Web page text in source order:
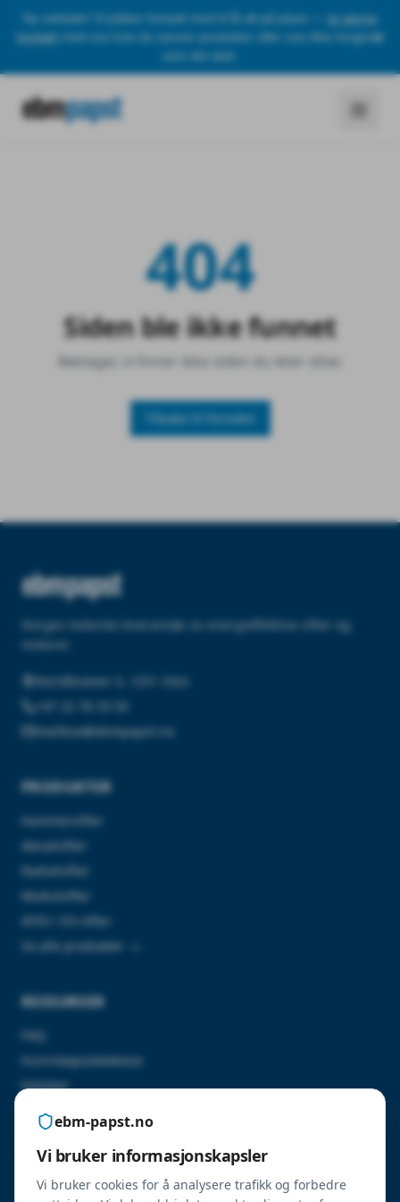
ebm-papst.no
Vi bruker informasjonskapsler
Vi bruker cookies for å analysere trafikk og forbedre
Ny nettside! Vi jobber fortsatt med å få alt på plass —
ta gjerne
kontakt
med oss hvis du savner produkter eller noe ikke fungerer
som det skal.
404
Siden ble ikke funnet
Beklager, vi finner ikke siden du leter etter.
Tilbake til forsiden
Norges ledende leverandør av energieffektive vifter og
motorer.
Nordåsveien 5, 1251 Oslo
+47 22 76 33 50
mailbox@ebmpapst.no
PRODUKTER
Kammervifter
Aksialvifter
Radialvifter
Modulvifter
ATEX / EX-vifter
Se alle produkter →
RESSURSER
FAQ
Kunnskapsdatabase
Nyheter
Kontakt oss
SERTIFISERINGER